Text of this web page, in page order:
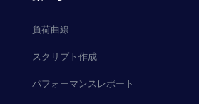
負荷曲線
スクリプト作成
パフォーマンスレポート